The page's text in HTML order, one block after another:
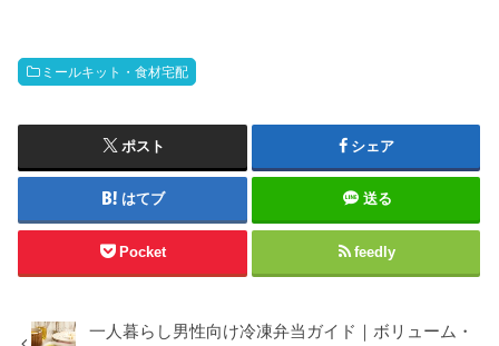
ミールキット・食材宅配
ポスト シェア
はてブ 送る
Pocket feedly
一人暮らし男性向け冷凍弁当ガイド｜ボリューム・